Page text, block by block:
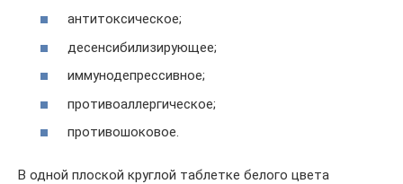
антитоксическое;
десенсибилизирующее;
иммунодепрессивное;
противоаллергическое;
противошоковое.
В одной плоской круглой таблетке белого цвета